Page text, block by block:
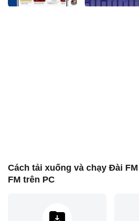
FM cho phép bạn nghe, phát trực
hẹn giờ ngủ, tính năng báo thức, tắt,
nó và chúng tôi có các tính năng
Cách tải xuống và chạy Đài
FM trên PC